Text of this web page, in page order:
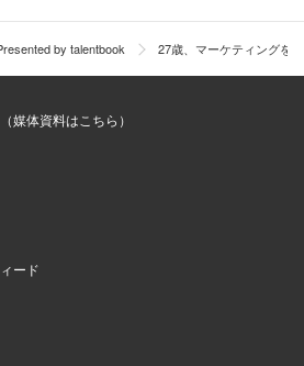
by talentbook 27歳、マーケティングを
媒体資料はこちら）
ード